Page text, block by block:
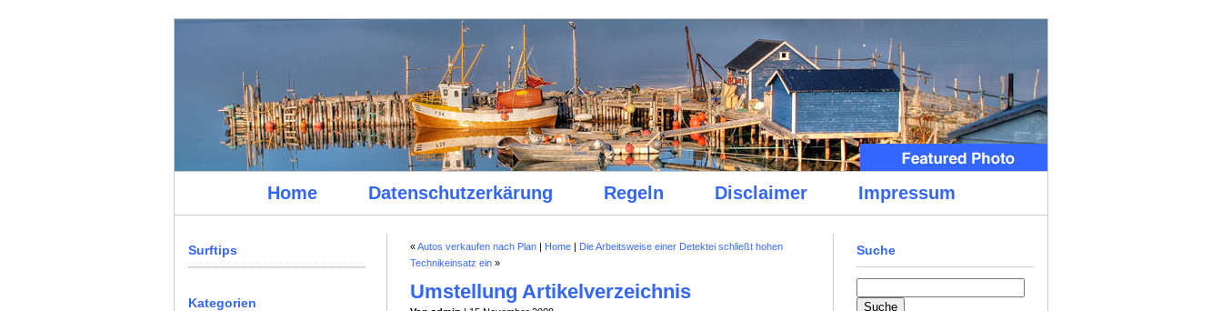
Home Datenschutzerkärung Regeln Disclaimer Impressum
Surftips
Kategorien
Suche
«Autos verkaufen nach Plan | Home | Die Arbeitsweise einer Detektei schließt hohen
Technikeinsatz ein »
Umstellung Artikelverzeichnis